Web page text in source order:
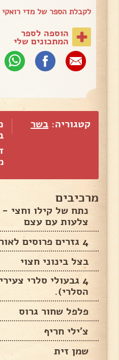
לקבלת הספר של מדי
הוספה לספר
המתכונים שלי
קטגוריה: בשר
מרכיבים
נתח של קילו וחצי
צלעות עם עצם
4 גזרים פרוסים לאורך
בצל בינוני חצוי
4 גבעולי סלרי
הסלרי).
פלפל שחור גרוס
צ'ילי חריף
שמן זית